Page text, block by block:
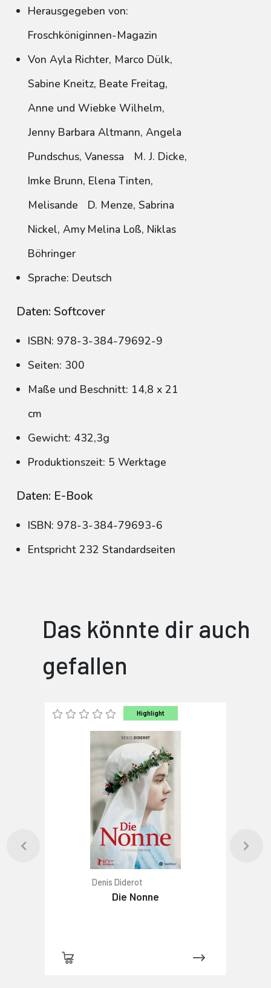
Herausgegeben von:
Froschköniginnen-Magazin
Von Ayla Richter, Marco Dülk,
Sabine Kneitz, Beate Freitag,
Anne und Wiebke Wilhelm,
Jenny Barbara Altmann, Angela
Pundschus, Vanessa M. J. Dicke,
Imke Brunn, Elena Tinten,
Melisande D. Menze, Sabrina
Nickel, Amy Melina Loß, Niklas
Böhringer
Sprache: Deutsch
Daten: Softcover
ISBN: 978-3-384-79692-9
Seiten: 300
Maße und Beschnitt: 14,8 x 21
cm
Gewicht: 432,3g
Produktionszeit: 5 Werktage
Daten: E-Book
ISBN: 978-3-384-79693-6
Entspricht 232 Standardseiten
Das könnte dir auch
gefallen
Highlight
Denis Diderot
Die Nonne